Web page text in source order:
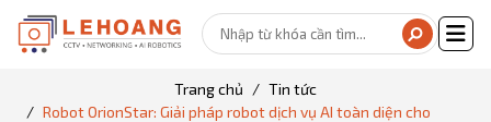
Trang chủ
Tin tức
Robot OrionStar: Giải pháp robot dịch vụ AI toàn diện cho